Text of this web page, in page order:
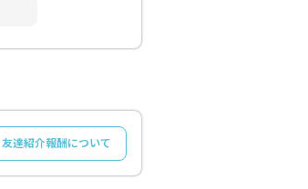
友達紹介報酬について